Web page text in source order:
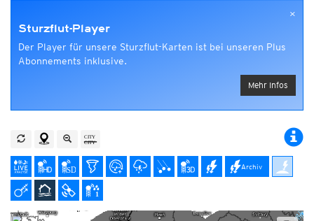
×
Sturzflut-Player
Der Player für unsere Sturzflut-Karten ist bei unseren Plus
Abonnements inklusive.
Mehr Infos
Archiv